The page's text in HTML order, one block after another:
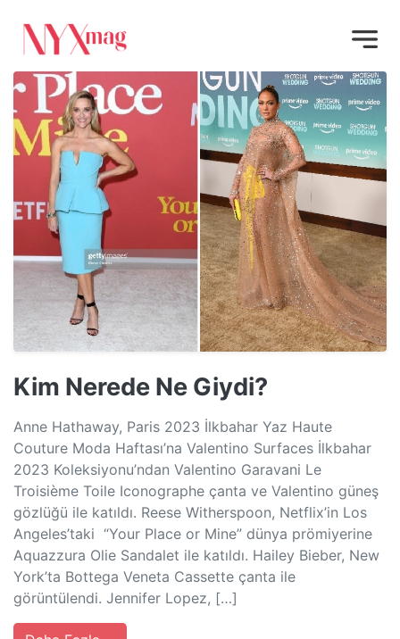
Kim Nerede Ne Giydi?
Anne Hathaway, Paris 2023 İlkbahar Yaz Haute
Couture Moda Haftası’na Valentino Surfaces İlkbahar
2023 Koleksiyonu’ndan Valentino Garavani Le
Troisième Toile Iconographe çanta ve Valentino güneş
gözlüğü ile katıldı. Reese Witherspoon, Netflix’in Los
Angeles’taki “Your Place or Mine” dünya prömiyerine
Aquazzura Olie Sandalet ile katıldı. Hailey Bieber, New
York’ta Bottega Veneta Cassette çanta ile
görüntülendi. Jennifer Lopez, […]